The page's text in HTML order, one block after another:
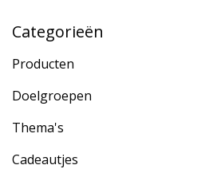
Categorieën
Producten
Doelgroepen
Thema's
Cadeautjes